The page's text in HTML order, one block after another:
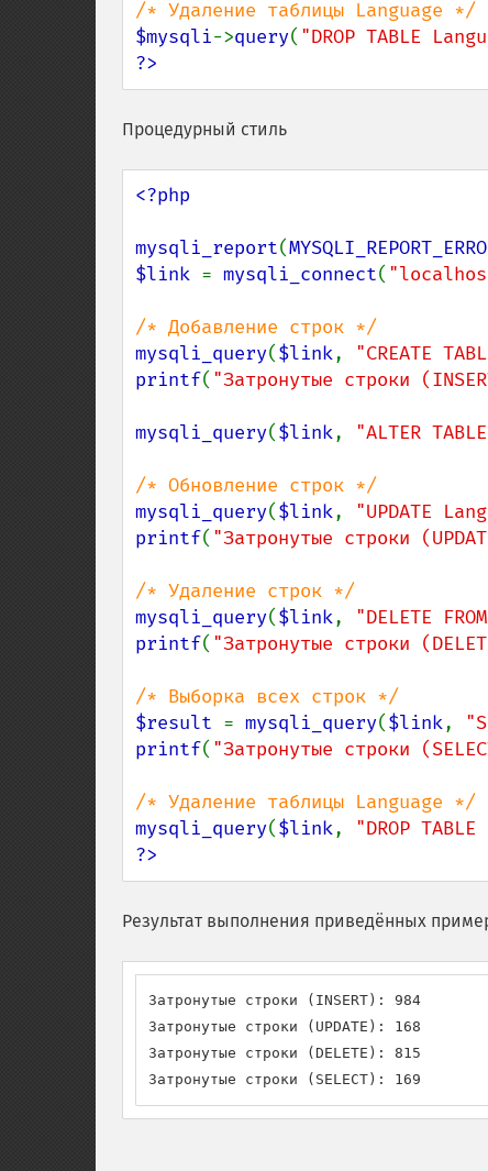
$mysqli->query( "DROP TABLE
?>
Процедурный стиль
<?php
mysqli_report(
$link = mysqli_connect(
mysqli_query($link, "CREATE
printf( "Затронутые строки
mysqli_query($link, "ALTER
mysqli_query($link, "UPDATE
printf( "Затронутые строки
mysqli_query($link, "DELETE
printf( "Затронутые строки
$result = mysqli_query($link,
printf( "Затронутые строки
mysqli_query($link, "DROP
?>
Результат выполнения приведённых
Затронутые строки (INSERT): 984
Затронутые строки (UPDATE): 168
Затронутые строки (DELETE): 815
Затронутые строки (SELECT): 169